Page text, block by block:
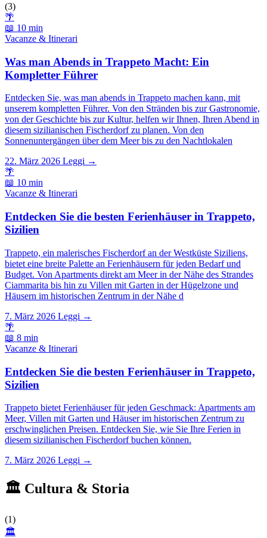
(3)
🌴
📖 10 min
Vacanze & Itinerari
Was man Abends in Trappeto Macht: Ein
Kompletter Führer
Entdecken Sie, was man abends in Trappeto machen kann, mit
unserem kompletten Führer. Von den Stränden bis zur Gastronomie,
von der Geschichte bis zur Kultur, helfen wir Ihnen, Ihren Abend in
diesem sizilianischen Fischerdorf zu planen. Von den
Sonnenuntergängen über dem Meer bis zu den Nachtlokalen
22. März 2026 Leggi →
🌴
📖 10 min
Vacanze & Itinerari
Entdecken Sie die besten Ferienhäuser in Trappeto,
Sizilien
Trappeto, ein malerisches Fischerdorf an der Westküste Siziliens,
bietet eine breite Palette an Ferienhäusern für jeden Bedarf und
Budget. Von Apartments direkt am Meer in der Nähe des Strandes
Ciammarita bis hin zu Villen mit Garten in der Hügelzone und
Häusern im historischen Zentrum in der Nähe d
7. März 2026 Leggi →
🌴
📖 8 min
Vacanze & Itinerari
Entdecken Sie die besten Ferienhäuser in Trappeto,
Sizilien
Trappeto bietet Ferienhäuser für jeden Geschmack: Apartments am
Meer, Villen mit Garten und Häuser im historischen Zentrum zu
erschwinglichen Preisen. Entdecken Sie, wie Sie Ihre Ferien in
diesem sizilianischen Fischerdorf buchen können.
7. März 2026 Leggi →
🏛️ Cultura & Storia
(1)
🏛️